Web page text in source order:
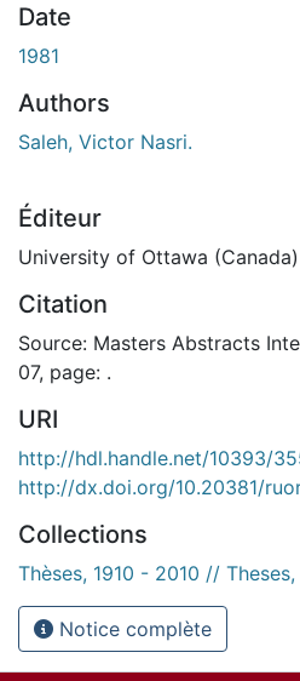
Date
1981
Authors
Saleh, Victor Nasri.
Éditeur
University of Ottawa (Canada)
Citation
Source: Masters Abstracts
07, page: .
URI
http://hdl.handle.net/10393/
http://dx.doi.org/10.20381/
Collections
Thèses, 1910 - 2010 //
Notice complète